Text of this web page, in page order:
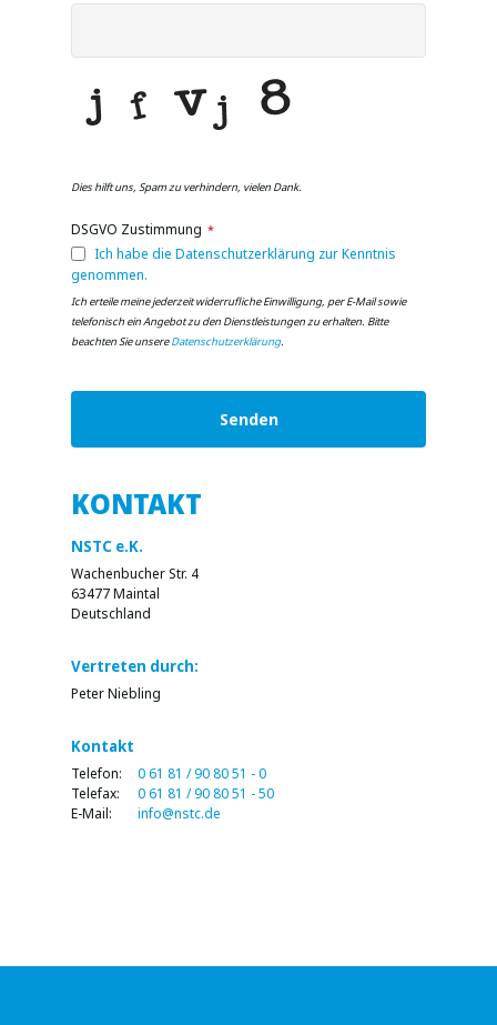
Dies hilft uns, Spam zu verhindern, vielen Dank.
DSGVO Zustimmung *
Ich habe die Datenschutzerklärung zur Kenntnis
genommen.
Ich erteile meine jederzeit widerrufliche Einwilligung, per E-Mail sowie
telefonisch ein Angebot zu den Dienstleistungen zu erhalten. Bitte
beachten Sie unsereDatenschutzerklärung.
Senden
field
should
left
blank
KONTAKT
NSTC e.K.
Wachenbucher Str. 4
63477 Maintal
Deutschland
Vertreten durch:
Peter Niebling
Kontakt
Telefon:
0 61 81 / 90 80 51 - 0
Telefax:
0 61 81 / 90 80 51 - 50
E-Mail:
info@nstc.de